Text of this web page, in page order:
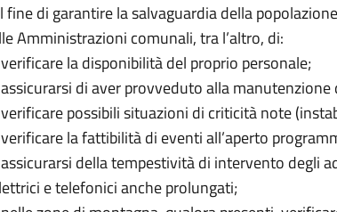
fine di garantire la salvaguardia della
Amministrazioni comunali, tra l’altro, di:
la disponibilità del proprio personale;
di aver provveduto alla manutenzione
possibili situazioni di criticità note
la fattibilità di eventi all’aperto
della tempestività di intervento degli
e telefonici anche prolungati;